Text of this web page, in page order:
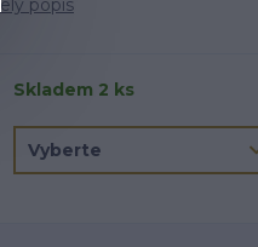
celý popis
Skladem 2 ks